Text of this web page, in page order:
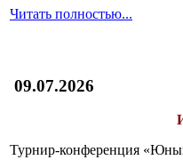
Читать полностью...
09.07.2026
Турнир-конференция